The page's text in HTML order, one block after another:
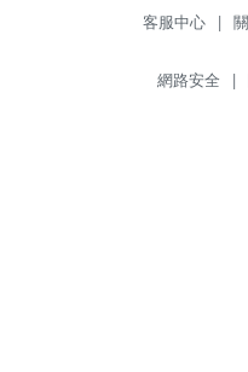
客服中心 |
網路安全 |